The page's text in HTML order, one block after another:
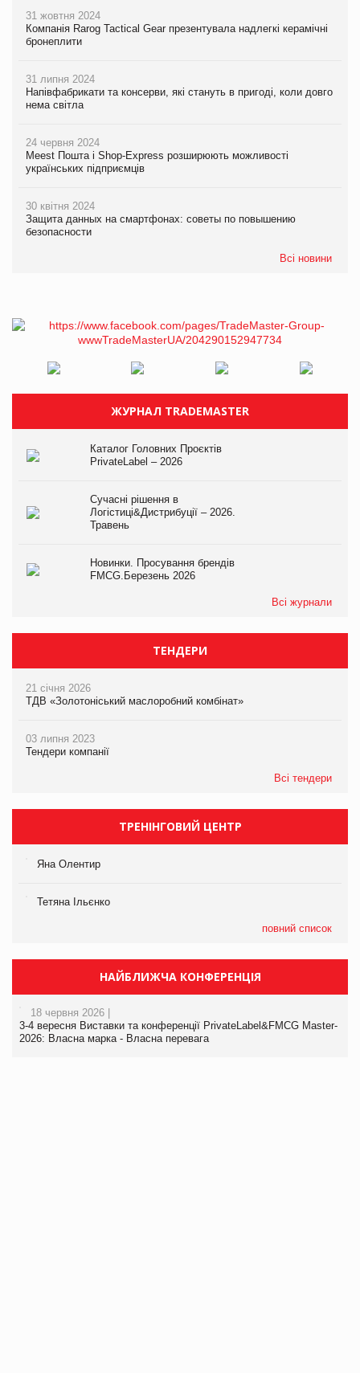
31 жовтня 2024
Компанія Rarog Tactical Gear презентувала надлегкі керамічні
бронеплити
31 липня 2024
Напівфабрикати та консерви, які стануть в пригоді, коли довго
нема світла
24 червня 2024
Meest Пошта і Shop-Express розширюють можливості
українських підприємців
30 квітня 2024
Защита данных на смартфонах: советы по повышению
безопасности
Всі новини
ЖУРНАЛ TRADEMASTER
Каталог Головних Проєктів
PrivateLabel – 2026
Сучасні рішення в
Логістиці&Дистрибуції – 2026.
Травень
Новинки. Просування брендів
FMCG.Березень 2026
Всі журнали
ТЕНДЕРИ
21 січня 2026
ТДВ «Золотоніський маслоробний комбінат»
03 липня 2023
Тендери компанії
Всі тендери
ТРЕНІНГОВИЙ ЦЕНТР
Яна Олентир
Тетяна Ільєнко
повний список
НАЙБЛИЖЧА КОНФЕРЕНЦІЯ
18 червня 2026 |
3-4 вересня Виставки та конференції PrivateLabel&FMCG Master-
2026: Власна марка - Власна перевага